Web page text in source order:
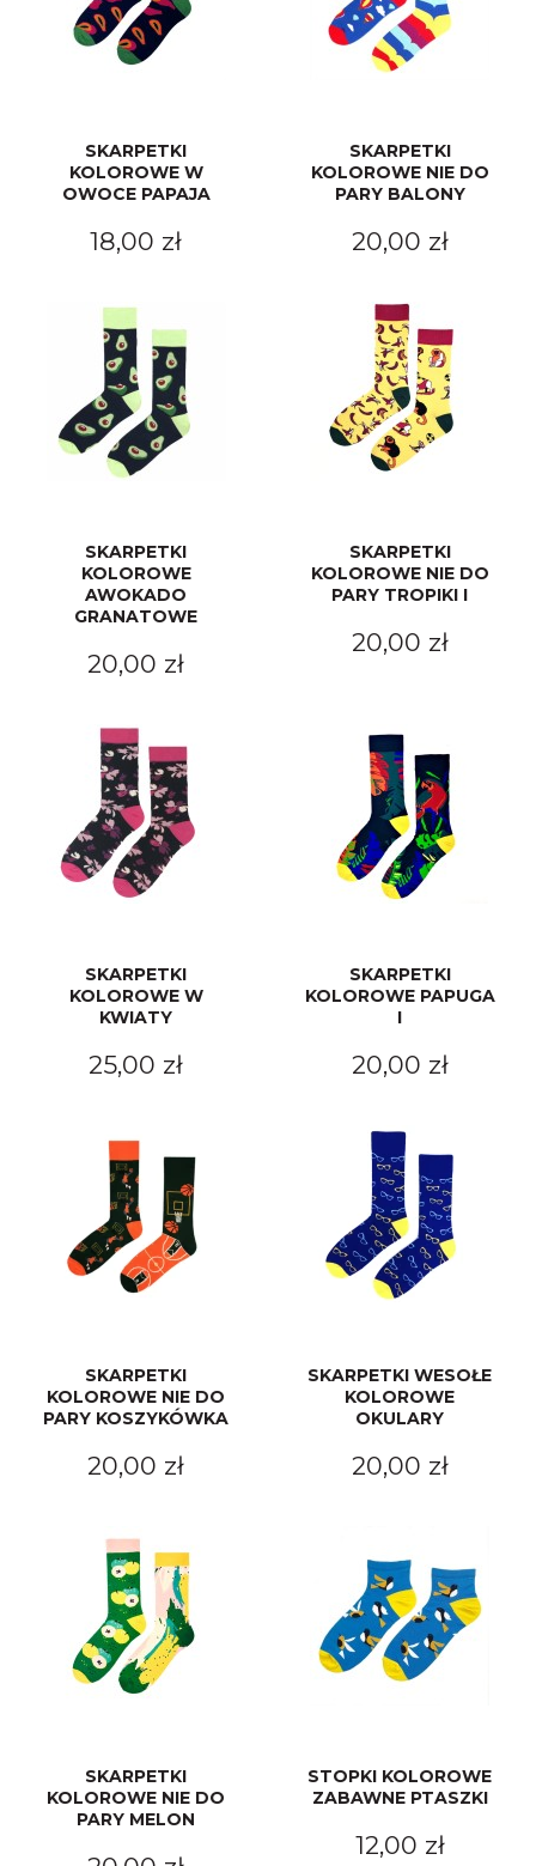
SKARPETKI
KOLOROWE W
OWOCE PAPAJA
18,00 zł
SKARPETKI
KOLOROWE NIE DO
PARY BALONY
20,00 zł
SKARPETKI
KOLOROWE
AWOKADO
GRANATOWE
20,00 zł
SKARPETKI
KOLOROWE NIE DO
PARY TROPIKI I
20,00 zł
SKARPETKI
KOLOROWE W
KWIATY
25,00 zł
SKARPETKI
KOLOROWE PAPUGA
I
20,00 zł
SKARPETKI
KOLOROWE NIE DO
PARY KOSZYKÓWKA
20,00 zł
SKARPETKI WESOŁE
KOLOROWE
OKULARY
20,00 zł
SKARPETKI
KOLOROWE NIE DO
PARY MELON
STOPKI KOLOROWE
ZABAWNE PTASZKI
12,00 zł